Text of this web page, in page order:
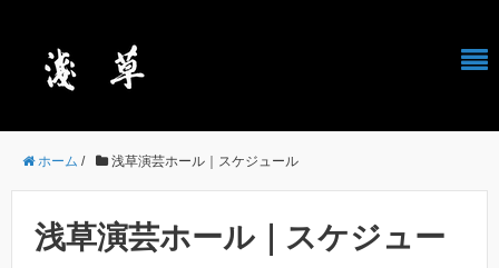
ホーム / 浅草演芸ホール｜スケジュール
浅草演芸ホール｜スケジュー